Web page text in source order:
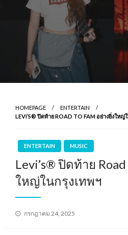
HOMEPAGE
ENTERTAIN
LEVI’S® ปิดท้าย ROAD TO FAM อย่างยิ่งใหญ่
ENTERTAIN MUSIC
Levi’s® ปิดท้าย
ใหญ่ในกรุงเทพฯ
Posted
กรกฎาคม 24, 2025